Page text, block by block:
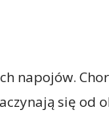
napojów.
się od